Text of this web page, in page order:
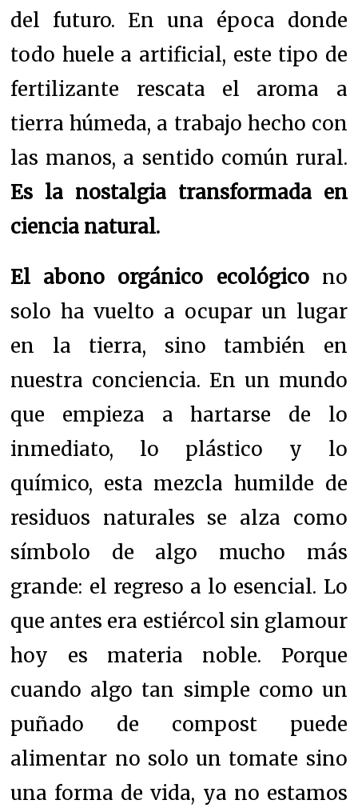
del futuro. En una época donde
todo huele a artificial, este tipo de
fertilizante rescata el aroma a
tierra húmeda, a trabajo hecho con
las manos, a sentido común rural.
Es la nostalgia transformada en
ciencia natural.
El abono orgánico ecológicono
solo ha vuelto a ocupar un lugar
en la tierra, sino también en
nuestra conciencia. En un mundo
que empieza a hartarse de lo
inmediato, lo plástico y lo
químico, esta mezcla humilde de
residuos naturales se alza como
símbolo de algo mucho más
grande: el regreso a lo esencial. Lo
que antes era estiércol sin glamour
hoy es materia noble. Porque
cuando algo tan simple como un
puñado de compost puede
alimentar no solo un tomate sino
una forma de vida, ya no estamos